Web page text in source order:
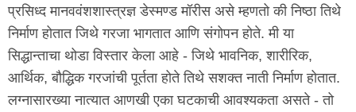
प्रसिध्द मानववंशशास्त्रज्ञ डेस्मण्ड मॉरीस असे म्हणतो की निष्ठा तिथे
निर्माण होतात जिथे गरजा भागतात आणि संगोपन होते. मी या
सिद्धान्ताचा थोडा विस्तार केला आहे - जिथे भावनिक, शारीरिक,
आर्थिक, बौद्धिक गरजांची पूर्तता होते तिथे सशक्त नाती निर्माण होतात.
लग्नासारख्या नात्यात आणखी एका घटकाची आवश्यकता असते - तो